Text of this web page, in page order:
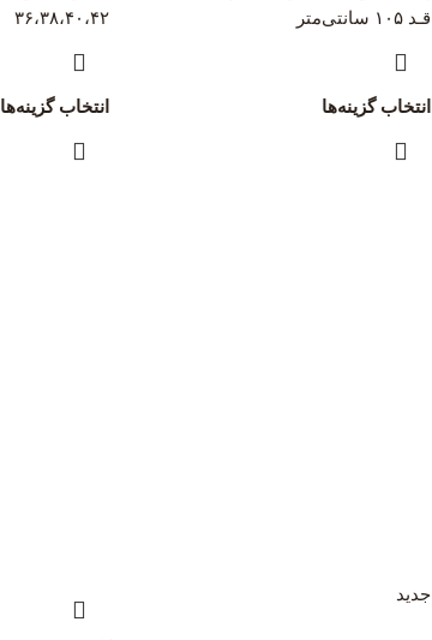
قـد ۱۰۵ سانتی‌متر
انتخاب گزینه‌ها
۳۶،۳۸،۴۰،۴۲
انتخاب گزینه‌ها
جدید